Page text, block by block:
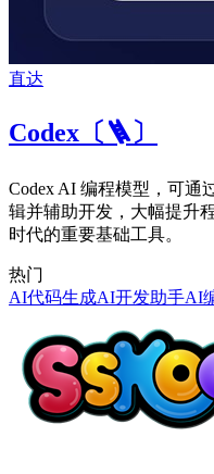
直达
Codex〔🪜〕
Codex AI 编程模型，可通
辑并辅助开发，大幅提升
时代的重要基础工具。
热门
AI代码生成AI开发助手AI